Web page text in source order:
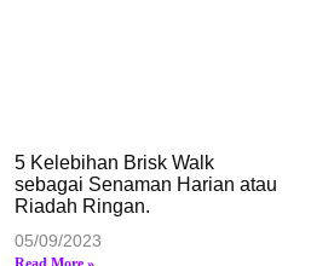
5 Kelebihan Brisk Walk
sebagai Senaman Harian atau
Riadah Ringan.
05/09/2023